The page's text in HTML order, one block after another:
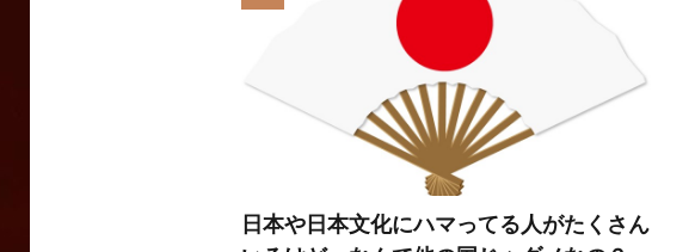
日本や日本文化にハマってる人がたくさん